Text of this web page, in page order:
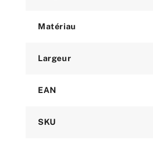
Matériau
Largeur
EAN
SKU